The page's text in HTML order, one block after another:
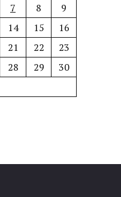
7 8
9
14 15
16
21 22
23
28 29
30